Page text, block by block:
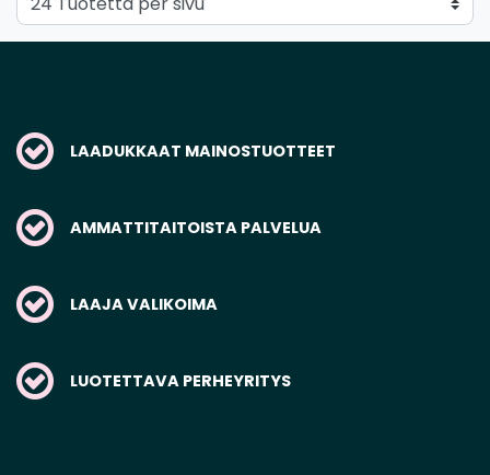
LAADUKKAAT MAINOSTUOTTEET
AMMATTITAITOISTA PALVELUA
LAAJA VALIKOIMA
LUOTETTAVA PERHEYRITYS